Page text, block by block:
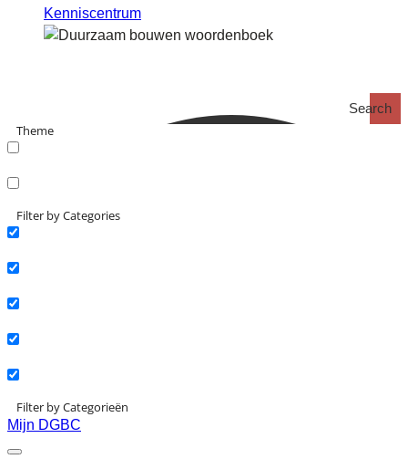
Kenniscentrum
Search
Theme
Filter by Categories
Filter by Categorieën
Mijn DGBC